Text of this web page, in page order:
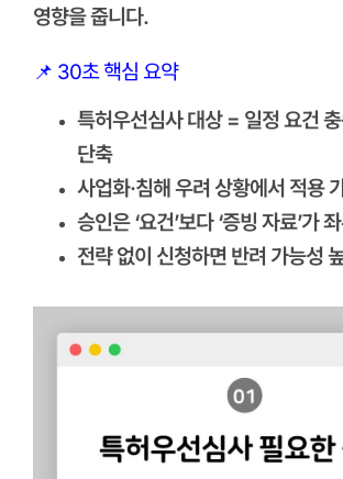
영향을 줍니다.
📌 30초 핵심 요약
특허우선심사 대상 = 일정 요건
단축
사업화·침해 우려 상황에서 적용
승인은 ‘요건’보다 ‘증빙 자료’가
전략 없이 신청하면 반려 가능성